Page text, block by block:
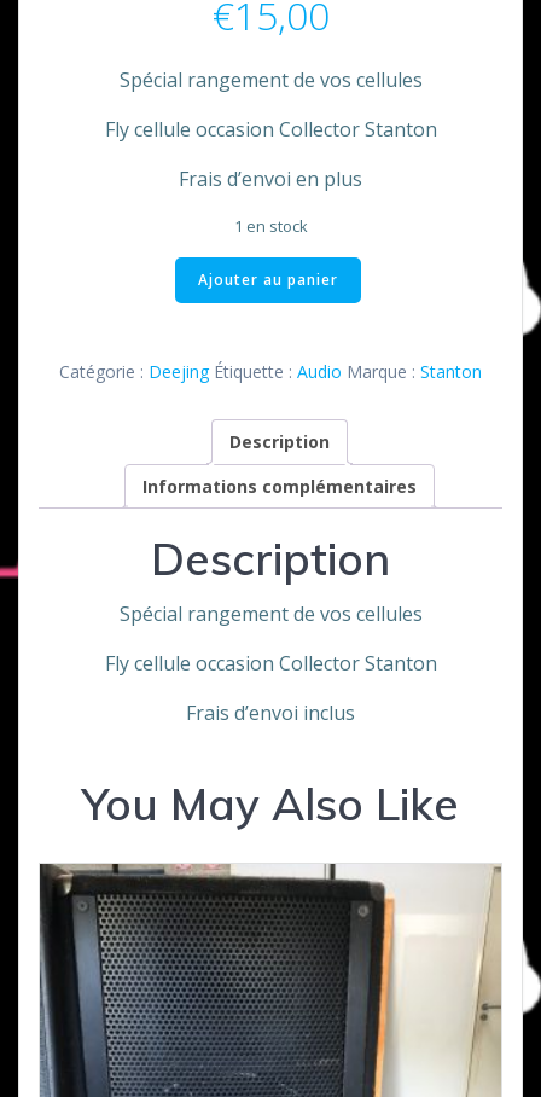
€15,00
Spécial rangement de vos cellules
Fly cellule occasion Collector Stanton
Frais d’envoi en plus
1 en stock
quantité
de
cellule
Stanton
Ajouter au panier
Catégorie : Deejing Étiquette : Audio Marque : Stanton
Description
Informations complémentaires
Description
Spécial rangement de vos cellules
Fly cellule occasion Collector Stanton
Frais d’envoi inclus
You May Also Like